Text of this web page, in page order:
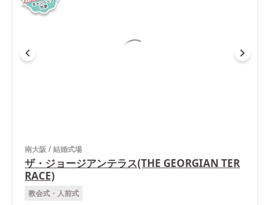
南大阪 /結婚式場
ザ・ジョージアンテラス(THE GEORGIAN TER
RACE)
教会式・人前式